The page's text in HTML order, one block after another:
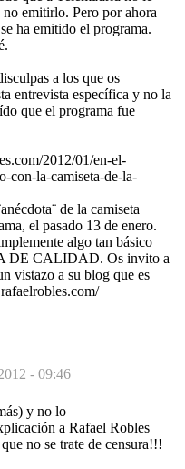
emitirlo. Pero por ahora
ha emitido el programa.
a los que os
entrevista específica y no la
que el programa fue
2012/01/en-el-
con-la-camiseta-de-la-
de la camiseta
el pasado 13 de enero.
algo tan básico
DE CALIDAD. Os invito a
vistazo a su blog que es
- 09:46
y no lo
a Rafael Robles
no se trate de censura!!!